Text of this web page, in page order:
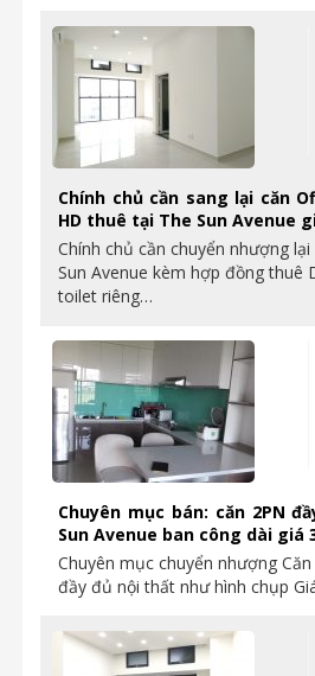
Chính chủ cần sang lại căn
HD thuê tại The Sun Avenue
Chính chủ cần chuyển nhượng
Sun Avenue kèm hợp đồng thuê
toilet riêng…
Chuyên mục bán: căn 2PN
Sun Avenue ban công dài giá
Chuyên mục chuyển nhượng
đầy đủ nội thất như hình chụp